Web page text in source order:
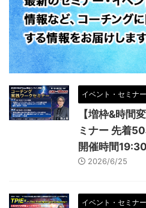
イベント・セミナ
【増枠&時間
ミナー 先着
開催時間
2026/6/25
イベント・セミナ